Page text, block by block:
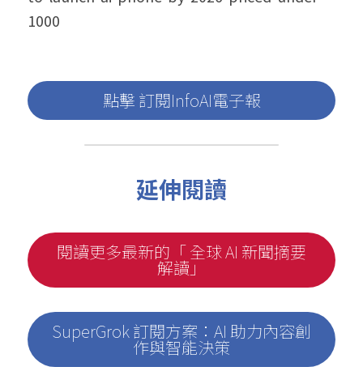
1000
點擊 訂閱InfoAI電子報
延伸閱讀
閱讀更多最新的「 全球 AI 新聞摘要
解讀」
SuperGrok 訂閱方案：AI 助力內容創
作與智能決策